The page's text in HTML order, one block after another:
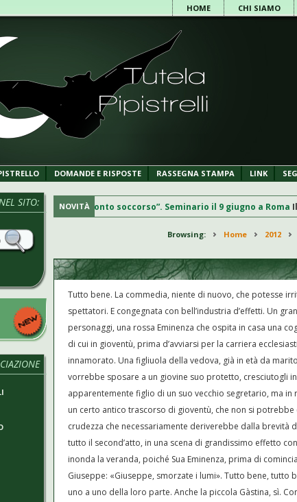
HOME CHI SIAMO
DOMANDE E RISPOSTE RASSEGNA STAMPA LINK
SITO: NOVITÀ
gestione e pronto soccorso”. Seminario il 9 giugno a RomaIl
Browsing: Home 2012
Tutto bene. La commedia, niente di nuovo, che potesse
spettatori. E congegnata con bell’industria d’effetti. Un
personaggi, una rossa Eminenza che ospita in casa una
di cui in gioventù, prima d’avviarsi per la carriera
innamorato. Una figliuola della vedova, già in età da
vorrebbe sposare a un giovine suo protetto, cresciutogli
apparentemente figlio di un suo vecchio segretario, ma in
un certo antico trascorso di gioventù, che non si
crudezza che necessariamente deriverebbe dalla brevità
tutto il second’atto, in una scena di grandissimo effetto
inonda la veranda, poiché Sua Eminenza, prima di
Giuseppe: «Giuseppe, smorzate i lumi». Tutto bene,
uno a uno della loro parte. Anche la piccola Gàstina, sì.